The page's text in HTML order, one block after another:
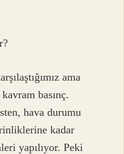
ama
basınç.
hava durumu
kadar
yapılıyor. Peki